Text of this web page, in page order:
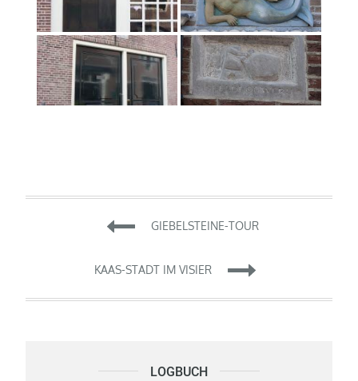
Beitragsnavigation
GIEBELSTEINE-TOUR
KAAS-STADT IM VISIER
LOGBUCH Logbuch